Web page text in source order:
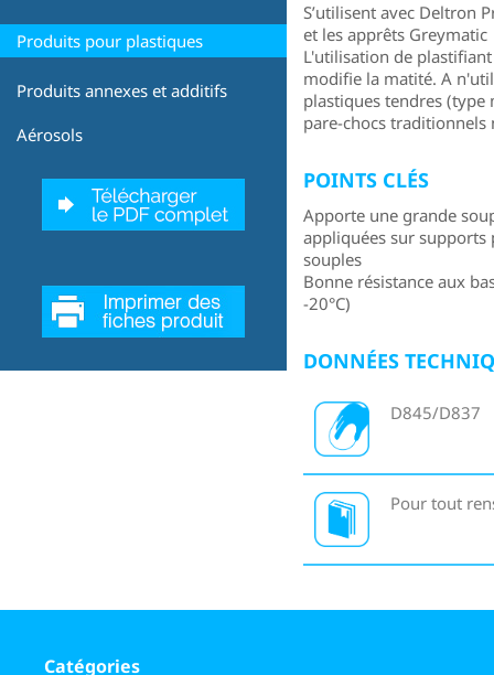
Produits pour plastiques
Produits annexes et additifs
Aérosols
S’utilisent avec Deltron
et les apprêts Greymatic
L'utilisation de
modifie la matité. A
plastiques tendres (type
pare-chocs traditionnels
POINTS CLÉS
Apporte une grande
appliquées sur supports
souples
Bonne résistance aux
-20°C)
DONNÉES
D845/D837
Pour tout
Catégories